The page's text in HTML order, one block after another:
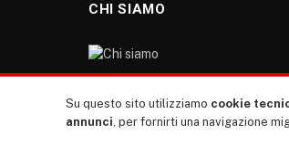
CHI SIAMO
nostro sito giornale è l’erede di
Su questo sito utilizziamo cookie
annunci, per fornirti una navigazione